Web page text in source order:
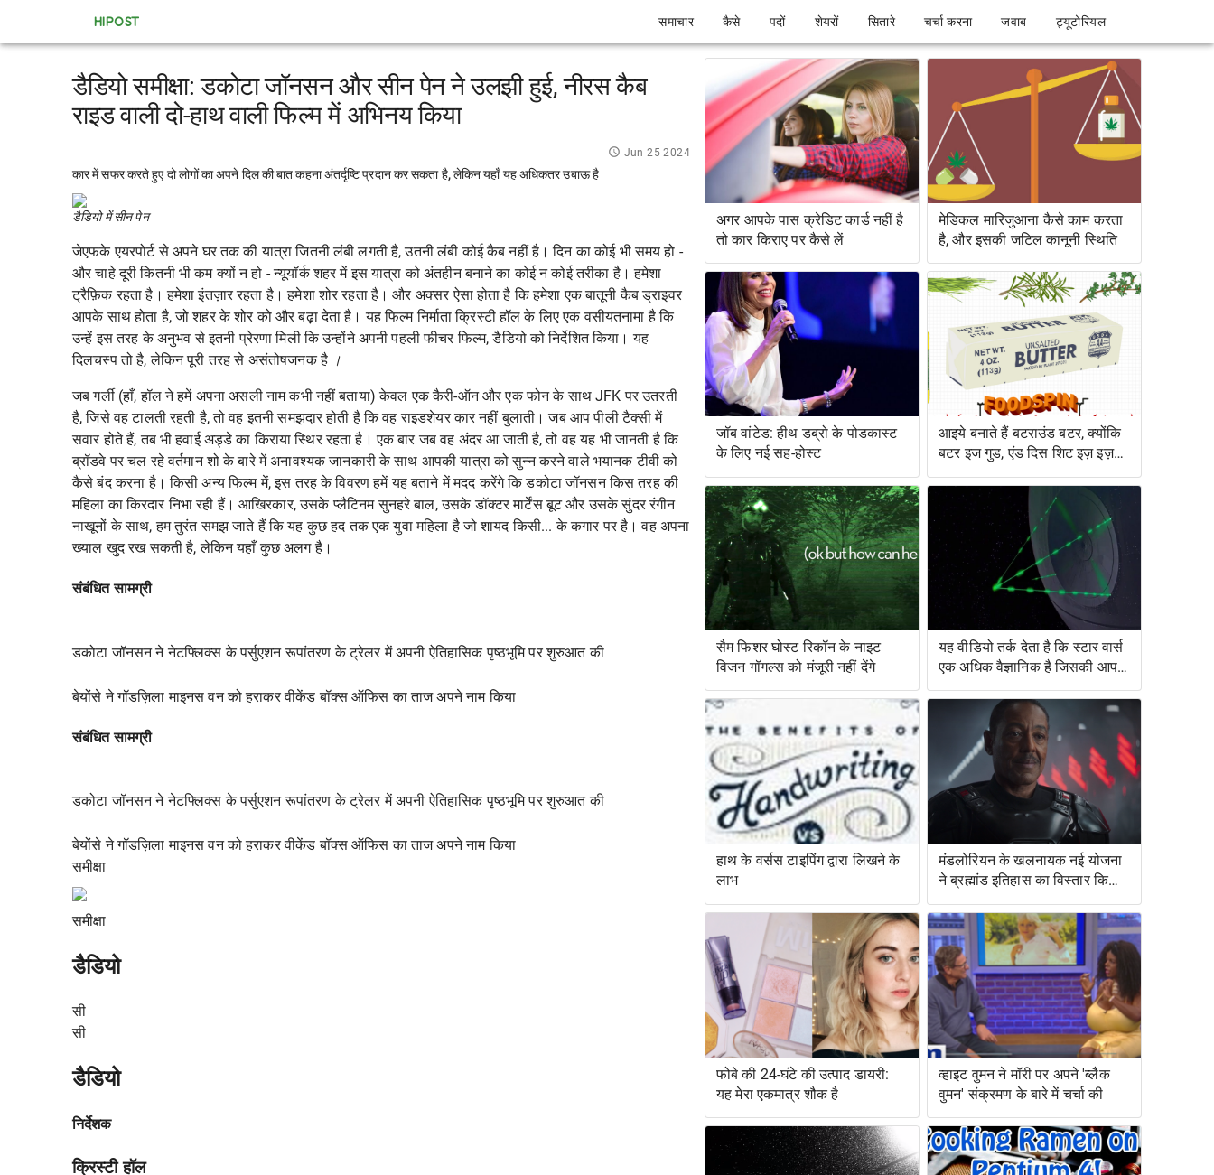
HIPOST समाचार कैसे पदों शेयरों सितारे चर्चा करना जवाब ट्यूटोरियल
डैडियो समीक्षा: डकोटा जॉनसन और सीन पेन ने उलझी हुई, नीरस कैब
राइड वाली दो-हाथ वाली फिल्म में अभिनय किया
Jun 25 2024
कार में सफर करते हुए दो लोगों का अपने दिल की बात कहना अंतर्दृष्टि प्रदान कर सकता है, लेकिन यहाँ यह अधिकतर उबाऊ है
डैडियो में सीन पेन
जेएफके एयरपोर्ट से अपने घर तक की यात्रा जितनी लंबी लगती है, उतनी लंबी कोई कैब नहीं है। दिन का कोई भी समय हो -
और चाहे दूरी कितनी भी कम क्यों न हो - न्यूयॉर्क शहर में इस यात्रा को अंतहीन बनाने का कोई न कोई तरीका है। हमेशा
ट्रैफ़िक रहता है। हमेशा इंतज़ार रहता है। हमेशा शोर रहता है। और अक्सर ऐसा होता है कि हमेशा एक बातूनी कैब ड्राइवर
आपके साथ होता है, जो शहर के शोर को और बढ़ा देता है। यह फिल्म निर्माता क्रिस्टी हॉल के लिए एक वसीयतनामा है कि
उन्हें इस तरह के अनुभव से इतनी प्रेरणा मिली कि उन्होंने अपनी पहली फीचर फिल्म, डैडियो को निर्देशित किया। यह
दिलचस्प तो है, लेकिन पूरी तरह से असंतोषजनक है ।
जब गर्ली (हाँ, हॉल ने हमें अपना असली नाम कभी नहीं बताया) केवल एक कैरी-ऑन और एक फोन के साथ JFK पर उतरती
है, जिसे वह टालती रहती है, तो वह इतनी समझदार होती है कि वह राइडशेयर कार नहीं बुलाती। जब आप पीली टैक्सी में
सवार होते हैं, तब भी हवाई अड्डे का किराया स्थिर रहता है। एक बार जब वह अंदर आ जाती है, तो वह यह भी जानती है कि
ब्रॉडवे पर चल रहे वर्तमान शो के बारे में अनावश्यक जानकारी के साथ आपकी यात्रा को सुन्न करने वाले भयानक टीवी को
कैसे बंद करना है। किसी अन्य फिल्म में, इस तरह के विवरण हमें यह बताने में मदद करेंगे कि डकोटा जॉनसन किस तरह की
महिला का किरदार निभा रही हैं। आखिरकार, उसके प्लैटिनम सुनहरे बाल, उसके डॉक्टर मार्टेंस बूट और उसके सुंदर रंगीन
नाखूनों के साथ, हम तुरंत समझ जाते हैं कि यह कुछ हद तक एक युवा महिला है जो शायद किसी... के कगार पर है। वह अपना
ख्याल खुद रख सकती है, लेकिन यहाँ कुछ अलग है।
संबंधित सामग्री
डकोटा जॉनसन ने नेटफ्लिक्स के पर्सुएशन रूपांतरण के ट्रेलर में अपनी ऐतिहासिक पृष्ठभूमि पर शुरुआत की
बेयोंसे ने गॉडज़िला माइनस वन को हराकर वीकेंड बॉक्स ऑफिस का ताज अपने नाम किया
संबंधित सामग्री
डकोटा जॉनसन ने नेटफ्लिक्स के पर्सुएशन रूपांतरण के ट्रेलर में अपनी ऐतिहासिक पृष्ठभूमि पर शुरुआत की
बेयोंसे ने गॉडज़िला माइनस वन को हराकर वीकेंड बॉक्स ऑफिस का ताज अपने नाम किया
समीक्षा
समीक्षा
डैडियो
सी
सी
डैडियो
निर्देशक
क्रिस्टी हॉल
अगर आपके पास क्रेडिट कार्ड नहीं है
तो कार किराए पर कैसे लें
मेडिकल मारिजुआना कैसे काम करता
है, और इसकी जटिल कानूनी स्थिति
जॉब वांटेड: हीथ डब्रो के पोडकास्ट
के लिए नई सह-होस्ट
आइये बनाते हैं बटराउंड बटर, क्योंकि
बटर इज गुड, एंड दिस शिट इज़ इज़
बेटर
सैम फिशर घोस्ट रिकॉन के नाइट
विजन गॉगल्स को मंजूरी नहीं देंगे
यह वीडियो तर्क देता है कि स्टार वार्स
एक अधिक वैज्ञानिक है जिसकी आप
कल्पना करेंगे
हाथ के वर्सस टाइपिंग द्वारा लिखने के
लाभ
मंडलोरियन के खलनायक नई योजना
ने ब्रह्मांड इतिहास का विस्तार किया
है
फोबे की 24-घंटे की उत्पाद डायरी:
यह मेरा एकमात्र शौक है
व्हाइट वुमन ने मॉरी पर अपने 'ब्लैक
वुमन' संक्रमण के बारे में चर्चा की